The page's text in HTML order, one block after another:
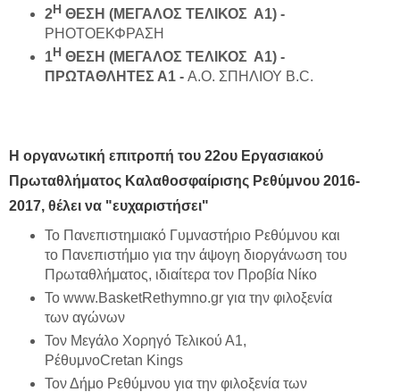
2 Η ΘΕΣΗ (ΜΕΓΑΛΟΣ ΤΕΛΙΚΟΣ Α1) -
PHOTOΕΚΦΡΑΣΗ
1 Η ΘΕΣΗ (ΜΕΓΑΛΟΣ ΤΕΛΙΚΟΣ Α1) -
ΠΡΩΤΑΘΛΗΤΕΣ Α1 - Α.Ο. ΣΠΗΛΙΟΥ B.C.
Η οργανωτική επιτροπή του 22ου Εργασιακού
Πρωταθλήματος Καλαθοσφαίρισης Ρεθύμνου 2016-
2017, θέλει να "ευχαριστήσει"
Το Πανεπιστημιακό Γυμναστήριο Ρεθύμνου και
το Πανεπιστήμιο για την άψογη διοργάνωση του
Πρωταθλήματος, ιδιαίτερα τον Προβία Νίκο
Το www.BasketRethymno.gr για την φιλοξενία
των αγώνων
Τον Μεγάλο Χορηγό Τελικού Α1,
ΡέθυμνοCretan Kings
Τον Δήμο Ρεθύμνου για την φιλοξενία των